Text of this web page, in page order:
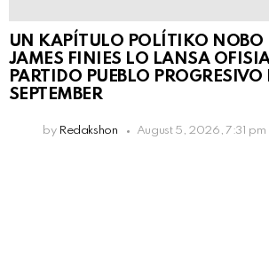
UN KAPÍTULO POLÍTIKO NOBO
JAMES FINIES LO LANSA
PARTIDO PUEBLO PROGRESIVO
SEPTEMBER
by Redakshon August 5, 2026, 7:31 pm